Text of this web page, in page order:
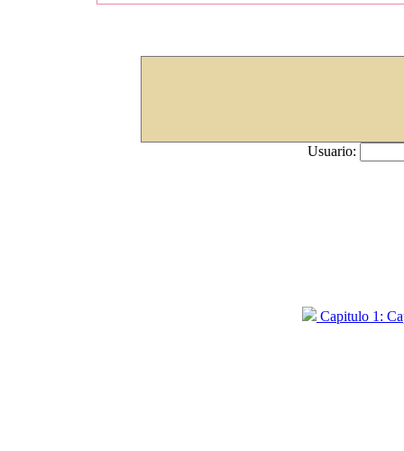
Usuario:
Capitulo 1: